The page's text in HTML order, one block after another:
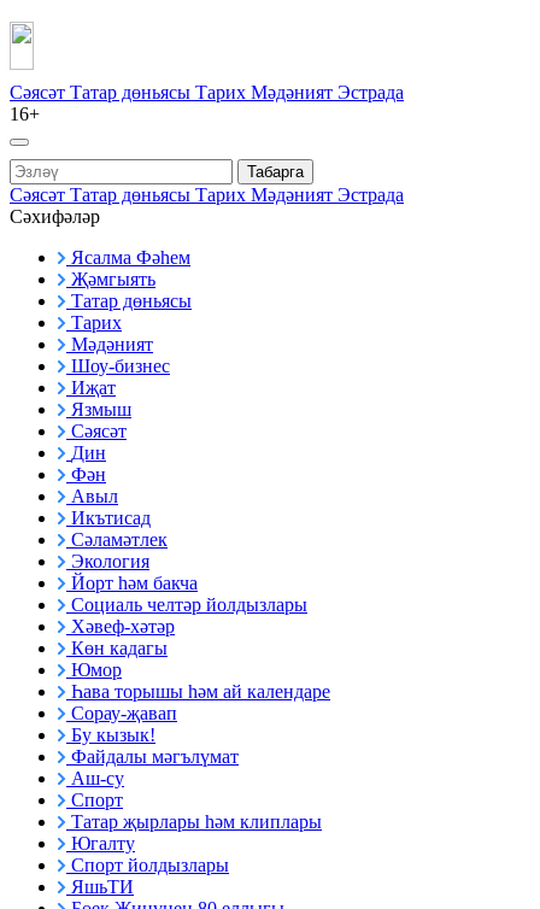
Сәясәт Татар дөньясы Тарих Мәдәният Эстрада
16+
Табарга
Сәясәт Татар дөньясы Тарих Мәдәният Эстрада
Сәхифәләр
Ясалма Фәһем
Җәмгыять
Татар дөньясы
Тарих
Мәдәният
Шоу-бизнес
Иҗат
Язмыш
Сәясәт
Дин
Фән
Авыл
Икътисад
Сәламәтлек
Экология
Йорт һәм бакча
Социаль челтәр йолдызлары
Хәвеф-хәтәр
Көн кадагы
Юмор
Һава торышы һәм ай календаре
Сорау-җавап
Бу кызык!
Файдалы мәгълүмат
Аш-су
Спорт
Татар җырлары һәм клиплары
Югалту
Спорт йолдызлары
ЯшьТИ